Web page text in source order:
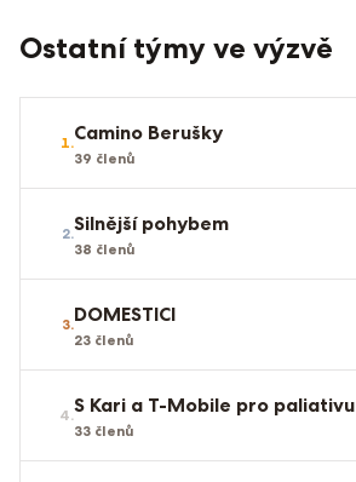
Ostatní týmy ve výzvě
1.Camino Berušky
39 členů
2.Silnější pohybem
38 členů
3.DOMESTICI
23 členů
4.S Kari a T-Mobile pro paliativu
33 členů